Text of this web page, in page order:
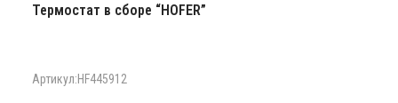
Термостат в сборе “HOFER”
Артикул:HF445912